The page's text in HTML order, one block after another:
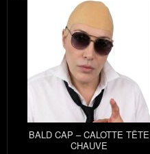
BALD CAP – CALOTTE TÊTE
CHAUVE